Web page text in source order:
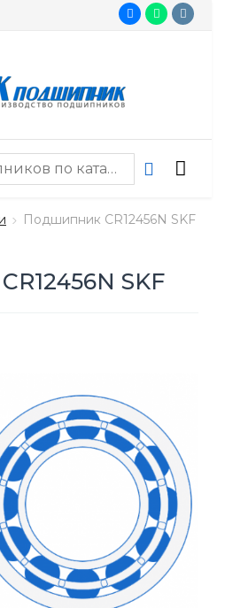
Подшипник CR12456N SKF
SKF